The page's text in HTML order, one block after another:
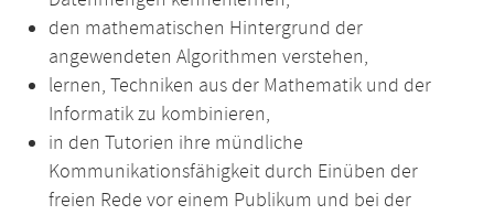
den mathematischen Hintergrund der
angewendeten Algorithmen verstehen,
lernen, Techniken aus der Mathematik und der
Informatik zu kombinieren,
in den Tutorien ihre mündliche
Kommunikationsfähigkeit durch Einüben der
freien Rede vor einem Publikum und bei der